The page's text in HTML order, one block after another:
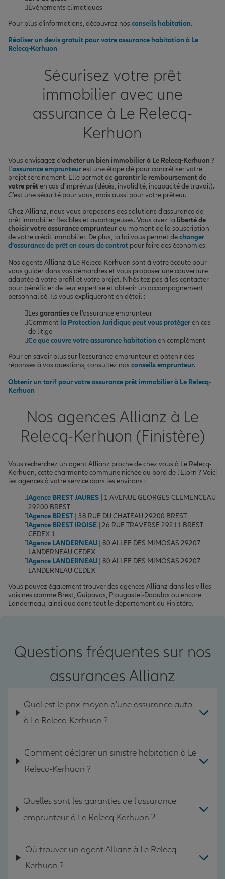
Événements climatiques
Pour plus d'informations, découvrez nos conseils habitation.
Réaliser un devis gratuit pour votre assurance habitation à Le
Relecq-Kerhuon
Sécurisez votre prêt
immobilier avec une
assurance à Le Relecq-
Kerhuon
Vous envisagez d'acheter un bien immobilier à Le Relecq-Kerhuon ?
L'assurance emprunteurest une étape clé pour concrétiser votre
projet sereinement. Elle permet degarantir le remboursement de
votre prêten cas d'imprévus (décès, invalidité, incapacité de travail).
C'est une sécurité pour vous, mais aussi pour votre prêteur.
Chez Allianz, nous vous proposons des solutions d'assurance de
prêt immobilier flexibles et avantageuses. Vous avez la liberté de
choisir votre assurance emprunteurau moment de la souscription
de votre crédit immobilier. De plus, la loi vous permet dechanger
d'assurance de prêt en cours de contrat pour faire des économies.
Nos agents Allianz à Le Relecq-Kerhuon sont à votre écoute pour
vous guider dans vos démarches et vous proposer une couverture
adaptée à votre profil et votre projet. N'hésitez pas à les contacter
pour bénéficier de leur expertise et obtenir un accompagnement
personnalisé. Ils vous expliqueront en détail :
Les garantiesde l'assurance emprunteur
Comment la Protection Juridique peut vous protégeren cas
de litige
Ce que couvre votre assurance habitation en complément
Pour en savoir plus sur l'assurance emprunteur et obtenir des
réponses à vos questions, consultez nos conseils emprunteur.
Obtenir un tarif pour votre assurance prêt immobilier à Le Relecq-
Kerhuon
Nos agences Allianz à Le
Relecq-Kerhuon (Finistère)
Vous recherchez un agent Allianz proche de chez vous à Le Relecq-
Kerhuon, cette charmante commune nichée au bord de l'Elorn ? Voici
les agences à votre service dans les environs :
Agence BREST JAURES | 1 AVENUE GEORGES CLEMENCEAU
29200 BREST
Agence BREST | 38 RUE DU CHATEAU 29200 BREST
Agence BREST IROISE | 26 RUE TRAVERSE 29211 BREST
CEDEX 1
Agence LANDERNEAU | 80 ALLEE DES MIMOSAS 29207
LANDERNEAU CEDEX
Agence LANDERNEAU | 80 ALLEE DES MIMOSAS 29207
LANDERNEAU CEDEX
Vous pouvez également trouver des agences Allianz dans les villes
voisines comme Brest, Guipavas, Plougastel-Daoulas ou encore
Landerneau, ainsi que dans tout le département du Finistère.
Questions fréquentes sur nos
assurances Allianz
Quel est le prix moyen d'une assurance auto
à Le Relecq-Kerhuon ?
Comment déclarer un sinistre habitation à Le
Relecq-Kerhuon ?
Quelles sont les garanties de l'assurance
emprunteur à Le Relecq-Kerhuon ?
Où trouver un agent Allianz à Le Relecq-
Kerhuon ?